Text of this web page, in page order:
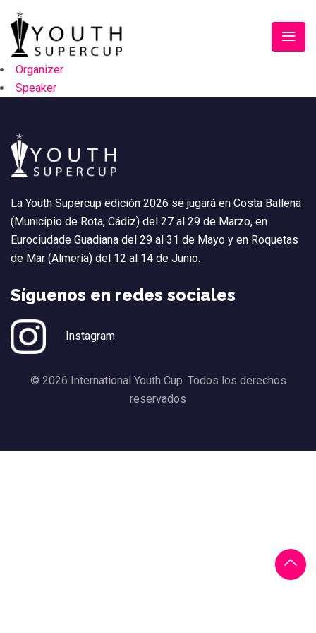
Organizer
Speaker
La Youth Supercup edición 2026 se jugará en Costa Ballena
(Municipio de Rota, Cádiz) del 27 al 29 de Marzo, en
Eurociudade Guadiana del 29 al 31 de Mayo y en Roquetas
de Mar (Almería) del 12 al 14 de Junio.
Síguenos en redes sociales
Instagram
© 2026 International Youth Cup. Todos los derechos
reservados